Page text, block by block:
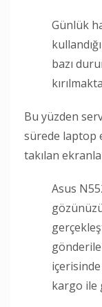
Günlük
bazı
Bu yüzden
sürede laptop
takılan
Asus
kargo ile